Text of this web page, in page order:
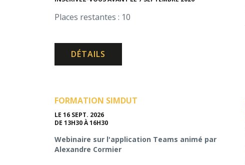
Places restantes : 10
DÉTAILS
FORMATION SIMDUT
LE 16 SEPT. 2026
DE 13H30 À 16H30
Webinaire sur l'application Teams animé par
Alexandre Cormier